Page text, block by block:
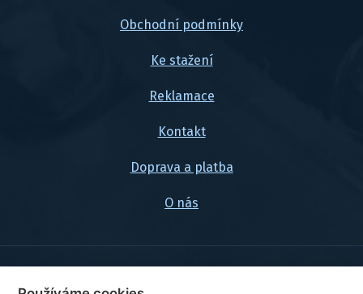
Obchodní podmínky
Ke stažení
Reklamace
Kontakt
Doprava a platba
O nás
© 2026, FlexaMi Auto s.r.o.